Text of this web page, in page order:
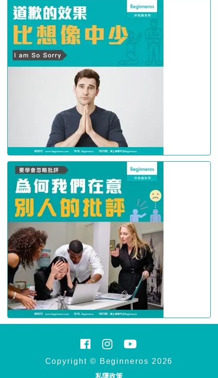
Copyright © Beginneros 2026
私隱政策